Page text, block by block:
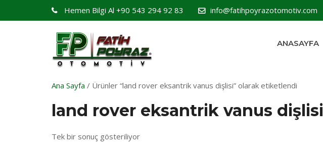
Hemen Bilgi Al +90 543 294 92 83 info@fatihpoyrazotomotiv.com
ANASAYFA
Ana Sayfa / Ürünler “land rover eksantrik vanus dişlisi” olarak etiketlendi
land rover eksantrik vanus dişlisi
Tek bir sonuç gösteriliyor